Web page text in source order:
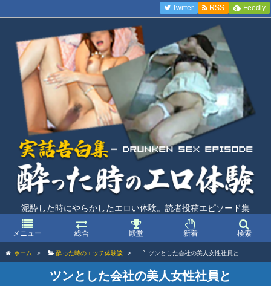
泥酔した時にやらかしたエロい体験。読者投稿エピソード集
メニュー 総合 殿堂 新着 検索
Twitter RSS Feedly
ホーム > 酔った時のエッチ体験談 > ツンとした会社の美人女性社員と
ツンとした会社の美人女性社員と